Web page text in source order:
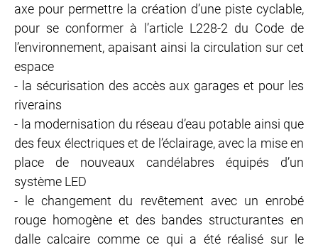
axe pour permettre la création d’une piste cyclable,
pour se conformer à l’article L228-2 du Code de
l’environnement, apaisant ainsi la circulation sur cet
espace
- la sécurisation des accès aux garages et pour les
riverains
- la modernisation du réseau d’eau potable ainsi que
des feux électriques et de l’éclairage, avec la mise en
place de nouveaux candélabres équipés d’un
système LED
- le changement du revêtement avec un enrobé
rouge homogène et des bandes structurantes en
dalle calcaire comme ce qui a été réalisé sur le